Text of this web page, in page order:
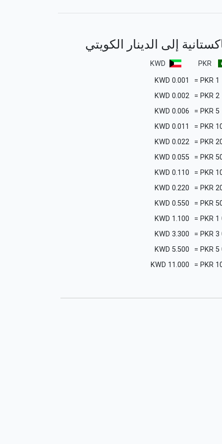
إلى الدينار الكويتي
PKR
KWD
1
PKR
=
0.001
KWD
2
PKR
=
0.002
KWD
5
PKR
=
0.006
KWD
PKR
=
0.011
KWD
PKR
=
0.022
KWD
PKR
=
0.055
KWD
PKR
=
0.110
KWD
PKR
=
0.220
KWD
PKR
=
0.550
KWD
1
PKR
=
1.100
KWD
3
PKR
=
3.300
KWD
5
PKR
=
5.500
KWD
PKR
=
11.000
KWD